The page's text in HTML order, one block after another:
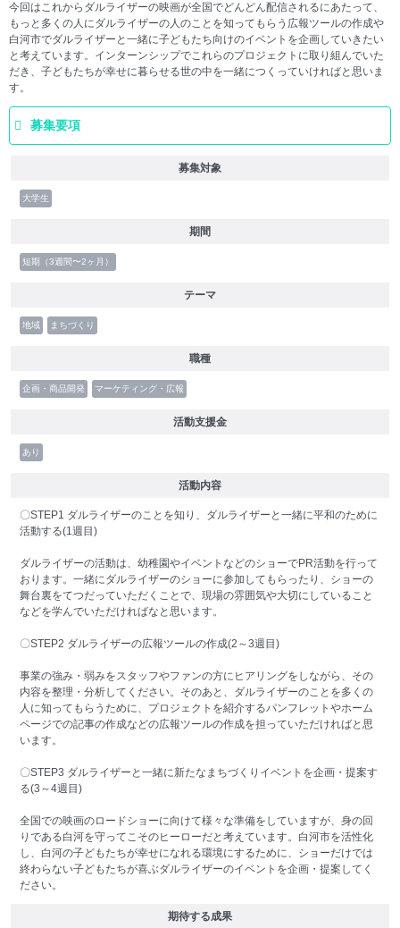
今回はこれからダルライザーの映画が全国でどんどん配信されるにあたって、
もっと多くの人にダルライザーの人のことを知ってもらう広報ツールの作成や
白河市でダルライザーと一緒に子どもたち向けのイベントを企画していきたい
と考えています。インターンシップでこれらのプロジェクトに取り組んでいた
だき、子どもたちが幸せに暮らせる世の中を一緒につくっていければと思いま
す。
募集要項
募集対象
大学生
期間
短期（3週間〜2ヶ月）
テーマ
地域 まちづくり
職種
企画・商品開発 マーケティング・広報
活動支援金
あり
活動内容
〇STEP1 ダルライザーのことを知り、ダルライザーと一緒に平和のために
活動する(1週目)
ダルライザーの活動は、幼稚園やイベントなどのショーでPR活動を行って
おります。一緒にダルライザーのショーに参加してもらったり、ショーの
舞台裏をてつだっていただくことで、現場の雰囲気や大切にしていること
などを学んでいただければなと思います。
〇STEP2 ダルライザーの広報ツールの作成(2～3週目)
事業の強み・弱みをスタッフやファンの方にヒアリングをしながら、その
内容を整理・分析してください。そのあと、ダルライザーのことを多くの
人に知ってもらうために、プロジェクトを紹介するパンフレットやホーム
ページでの記事の作成などの広報ツールの作成を担っていただければと思
います。
〇STEP3 ダルライザーと一緒に新たなまちづくりイベントを企画・提案す
る(3～4週目)
全国での映画のロードショーに向けて様々な準備をしていますが、身の回
りである白河を守ってこそのヒーローだと考えています。白河市を活性化
し、白河の子どもたちが幸せになれる環境にするために、ショーだけでは
終わらない子どもたちが喜ぶダルライザーのイベントを企画・提案してく
ださい。
期待する成果